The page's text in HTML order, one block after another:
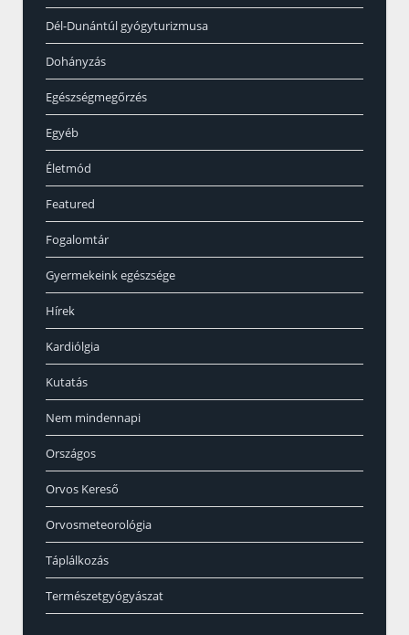
Dél-Dunántúl gyógyturizmusa
Dohányzás
Egészségmegőrzés
Egyéb
Életmód
Featured
Fogalomtár
Gyermekeink egészsége
Hírek
Kardiólgia
Kutatás
Nem mindennapi
Országos
Orvos Kereső
Orvosmeteorológia
Táplálkozás
Természetgyógyászat